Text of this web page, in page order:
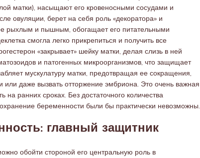
матки), насыщают его кровеносными сосудами и
овуляции, берет на себя роль «декоратора» и
рыхлым и пышным, обогащает его питательными
смогла легко прикрепиться и получить все
«закрывает» шейку матки, делая слизь в ней
и патогенных микроорганизмов, что защищает
мускулатуру матки, предотвращая ее сокращения,
даже вызвать отторжение эмбриона. Это очень важная
ранних сроках. Без достаточного количества
беременности были бы практически невозможны.
главный защитник
обойти стороной его центральную роль в